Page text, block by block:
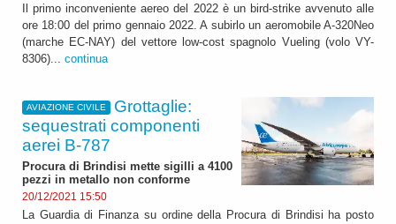
Il primo inconveniente aereo del 2022 è un bird-strike avvenuto alle
ore 18:00 del primo gennaio 2022. A subirlo un aeromobile A-320Neo
(marche EC-NAY) del vettore low-cost spagnolo Vueling (volo VY-
8306)... continua
AVIAZIONE CIVILE
Grottaglie:
sequestrati componenti
aerei B-787
Procura di Brindisi mette sigilli a 4100
pezzi in metallo non conforme
20/12/2021 15:50
La Guardia di Finanza su ordine della Procura di Brindisi ha posto